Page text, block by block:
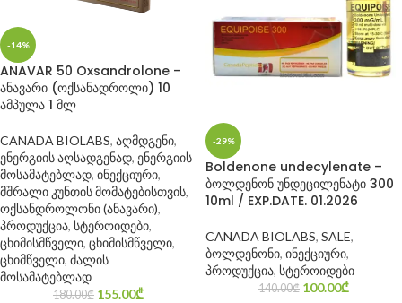
-14%
ANAVAR 50 Oxsandrolone –
ანავარი (ოქსანადროლი) 10
ამპულა 1 მლ
CANADA BIOLABS, აღმდგენი,
ენერგიის აღსადგენად, ენერგიის
მოსამატებლად, ინექციური,
მშრალი კუნთის მომატებისთვის,
ოქსანდროლონი (ანავარი),
პროდუქცია, სტეროიდები,
ცხიმისმწველი, ცხიმისმწველი,
ცხიმწველი, ძალის
მოსამატებლად
180.00₾ 155.00₾
-29%
Boldenone undecylenate –
ბოლდენონ უნდეცილენატი 300
10ml / EXP.DATE. 01.2026
CANADA BIOLABS, SALE,
ბოლდენონი, ინექციური,
პროდუქცია, სტეროიდები
140.00₾ 100.00₾